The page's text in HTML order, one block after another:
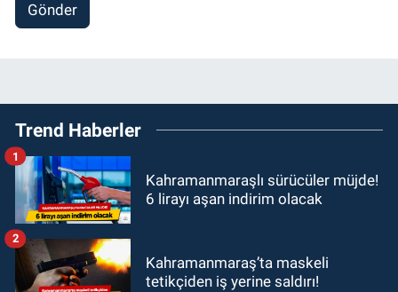
Gönder
Trend Haberler
Kahramanmaraşlı sürücüler müjde!
6 lirayı aşan indirim olacak
1
Kahramanmaraş’ta maskeli
tetikçiden iş yerine saldırı!
2